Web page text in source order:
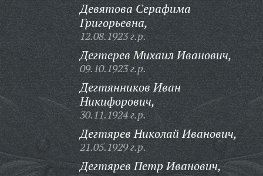
Девятова Серафима
Григорьевна,
12.08.1923 г.р.
Дегтерев Михаил Иванович,
09.10.1923 г.р.
Дегтянников Иван
Никифорович,
30.11.1924 г.р.
Дегтярев Николай Иванович,
21.05.1929 г.р.
Дегтярев Петр Иванович,